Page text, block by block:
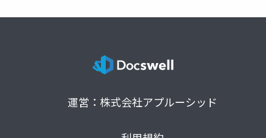
運営：株式会社アプルーシッド